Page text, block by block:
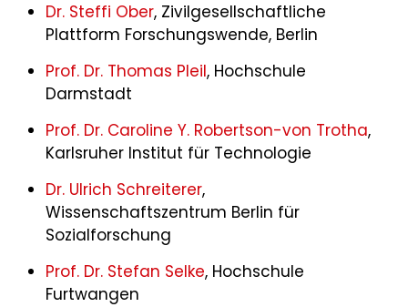
Dr. Steffi Ober, Zivilgesellschaftliche
Plattform Forschungswende, Berlin
Prof. Dr. Thomas Pleil, Hochschule
Darmstadt
Prof. Dr. Caroline Y. Robertson-von Trotha,
Karlsruher Institut für Technologie
Dr. Ulrich Schreiterer,
Wissenschaftszentrum Berlin für
Sozialforschung
Prof. Dr. Stefan Selke, Hochschule
Furtwangen